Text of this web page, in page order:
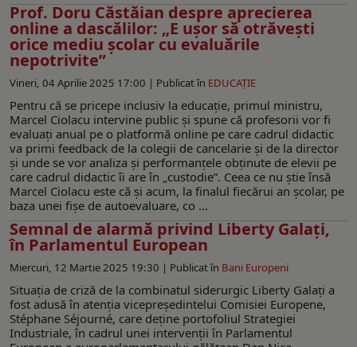
Prof. Doru Căstăian despre aprecierea
online a dascălilor: „E uşor să otrăveşti
orice mediu şcolar cu evaluările
nepotrivite”
Vineri, 04 Aprilie 2025 17:00 | Publicat în EDUCAŢIE
Pentru că se pricepe inclusiv la educație, primul ministru,
Marcel Ciolacu intervine public și spune că profesorii vor fi
evaluați anual pe o platformă online pe care cadrul didactic
va primi feedback de la colegii de cancelarie și de la director
și unde se vor analiza și performanțele obținute de elevii pe
care cadrul didactic îi are în „custodie”. Ceea ce nu știe însă
Marcel Ciolacu este că și acum, la finalul fiecărui an școlar, pe
baza unei fișe de autoevaluare, co ...
Semnal de alarmă privind Liberty Galați,
în Parlamentul European
Miercuri, 12 Martie 2025 19:30 | Publicat în Bani Europeni
Situația de criză de la combinatul siderurgic Liberty Galați a
fost adusă în atenția vicepreședintelui Comisiei Europene,
Stéphane Séjourné, care deține portofoliul Strategiei
Industriale, în cadrul unei intervenții în Parlamentul